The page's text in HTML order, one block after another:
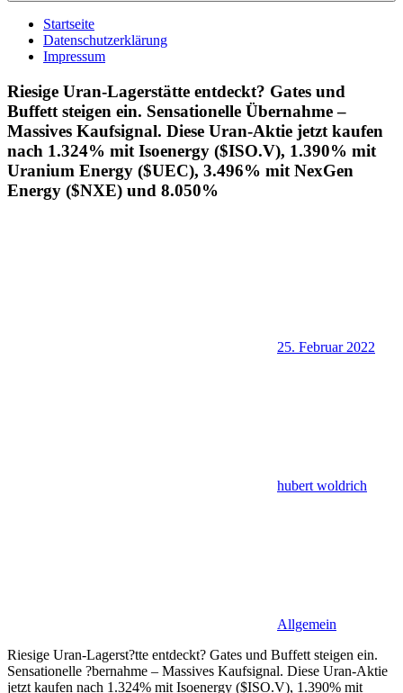
Startseite
Datenschutzerklärung
Impressum
Riesige Uran-Lagerstätte entdeckt? Gates und
Buffett steigen ein. Sensationelle Übernahme –
Massives Kaufsignal. Diese Uran-Aktie jetzt kaufen
nach 1.324% mit Isoenergy ($ISO.V), 1.390% mit
Uranium Energy ($UEC), 3.496% mit NexGen
Energy ($NXE) und 8.050%
25. Februar 2022
hubert woldrich
Allgemein
Riesige Uran-Lagerst?tte entdeckt? Gates und Buffett steigen ein.
Sensationelle ?bernahme – Massives Kaufsignal. Diese Uran-Aktie
jetzt kaufen nach 1.324% mit Isoenergy ($ISO.V), 1.390% mit